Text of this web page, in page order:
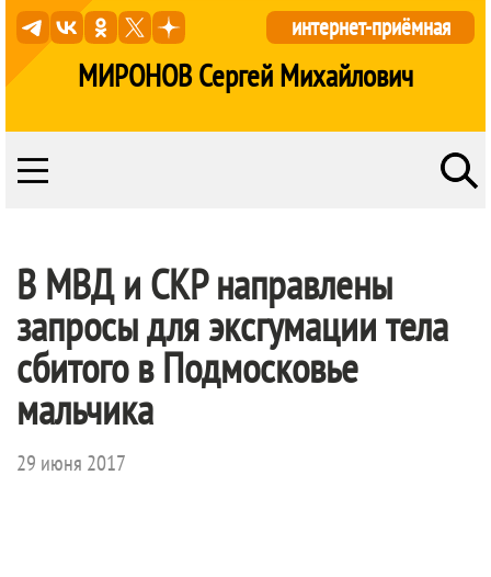
МИРОНОВ Сергей Михайлович
интернет-приёмная
В МВД и СКР направлены
запросы для эксгумации тела
сбитого в Подмосковье
мальчика
29 июня 2017